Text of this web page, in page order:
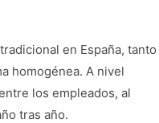
en España, tanto
homogénea. A nivel
los empleados, al
tras año.